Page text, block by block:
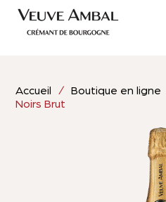
Accueil /Boutique en ligne
Noirs Brut